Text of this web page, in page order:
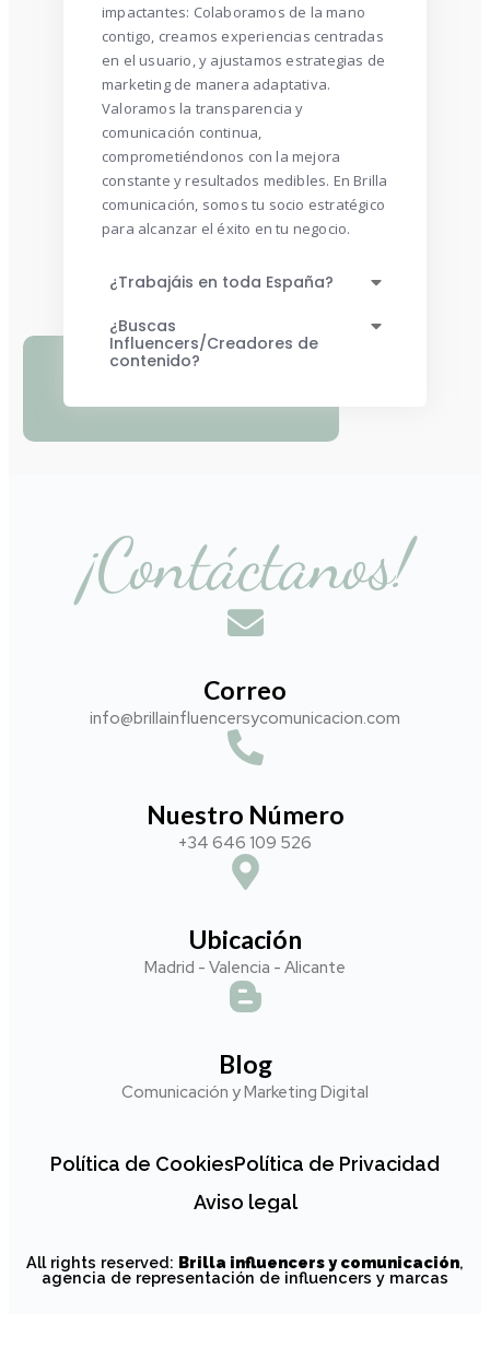
impactantes: Colaboramos de la mano
contigo, creamos experiencias centradas
en el usuario, y ajustamos estrategias de
marketing de manera adaptativa.
Valoramos la transparencia y
comunicación continua,
comprometiéndonos con la mejora
constante y resultados medibles. En Brilla
comunicación, somos tu socio estratégico
para alcanzar el éxito en tu negocio.
¿Trabajáis en toda España?
¿Buscas
Influencers/Creadores de
contenido?
¡Contáctanos!
Correo
info@brillainfluencersycomunicacion.com​
Nuestro Número
+34 646 109 526
Ubicación
Madrid - Valencia - Alicante
Blog
Comunicación y Marketing Digital
Política de CookiesPolítica de Privacidad
Aviso legal
All rights reserved: Brilla influencers y comunicación,
agencia de representación de influencers y marcas